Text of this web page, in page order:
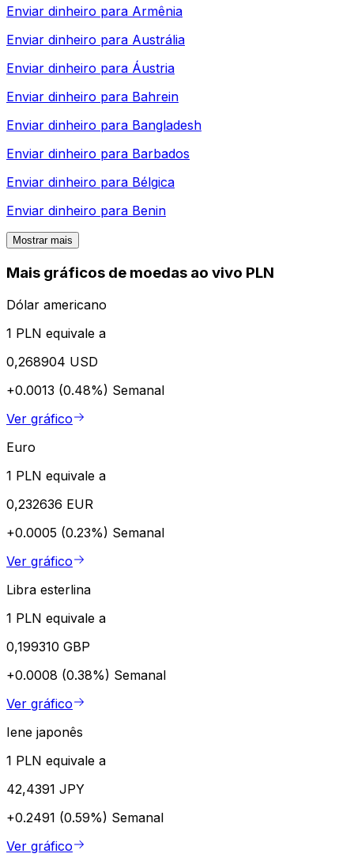
Enviar dinheiro para Armênia
Enviar dinheiro para Austrália
Enviar dinheiro para Áustria
Enviar dinheiro para Bahrein
Enviar dinheiro para Bangladesh
Enviar dinheiro para Barbados
Enviar dinheiro para Bélgica
Enviar dinheiro para Benin
Mostrar mais
Mais gráficos de moedas ao vivo PLN
Dólar americano
1 PLN equivale a
0,268904 USD
+0.0013 (0.48%) Semanal
Ver gráfico
Euro
1 PLN equivale a
0,232636 EUR
+0.0005 (0.23%) Semanal
Ver gráfico
Libra esterlina
1 PLN equivale a
0,199310 GBP
+0.0008 (0.38%) Semanal
Ver gráfico
Iene japonês
1 PLN equivale a
42,4391 JPY
+0.2491 (0.59%) Semanal
Ver gráfico